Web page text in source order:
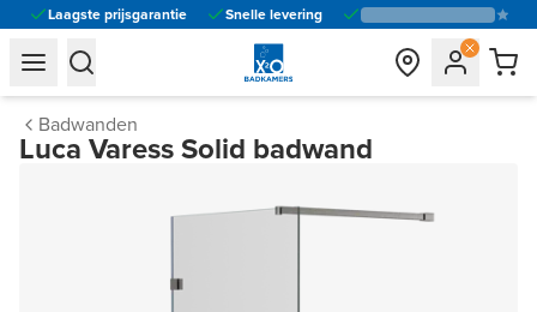
Laagste prijsgarantie Snelle levering
general.navigation.toggle_menu.label
general.navigation.toggle_menu.label
Badwanden
Luca Varess Solid badwand